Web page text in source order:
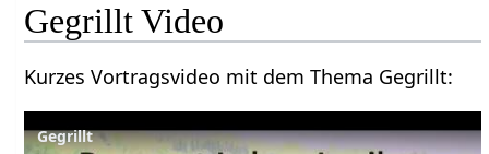
Gegrillt‏‎ Video
Kurzes Vortragsvideo mit dem Thema Gegrillt‏‎:
Gegrillt‏‎